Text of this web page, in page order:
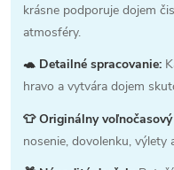
krásne podporuje dojem
atmosféry.
🐢 Detailné spracovanie:
hravo a vytvára dojem
👕 Originálny
nosenie, dovolenku, výlety